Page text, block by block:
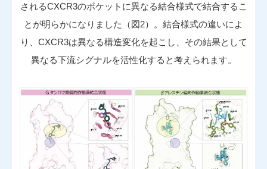
されるCXCR3のポケットに異なる結合様式で結合するこ
とが明らかになりました（図2）。結合様式の違いによ
り、CXCR3は異なる構造変化を起こし、その結果として
異なる下流シグナルを活性化すると考えられます。